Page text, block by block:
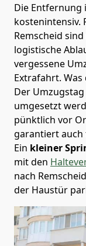
Die Entfernung
kostenintensiv.
Remscheid
logistische
vergessene
Extrafahrt.
Der
umgesetzt
pünktlich vor
garantiert auch
Ein kleiner
mit den
nach
der Haustür